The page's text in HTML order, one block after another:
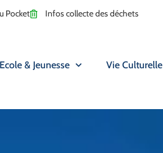
Pocket Infos collecte des déchets
Ecole & Jeunesse Vie Culturelle